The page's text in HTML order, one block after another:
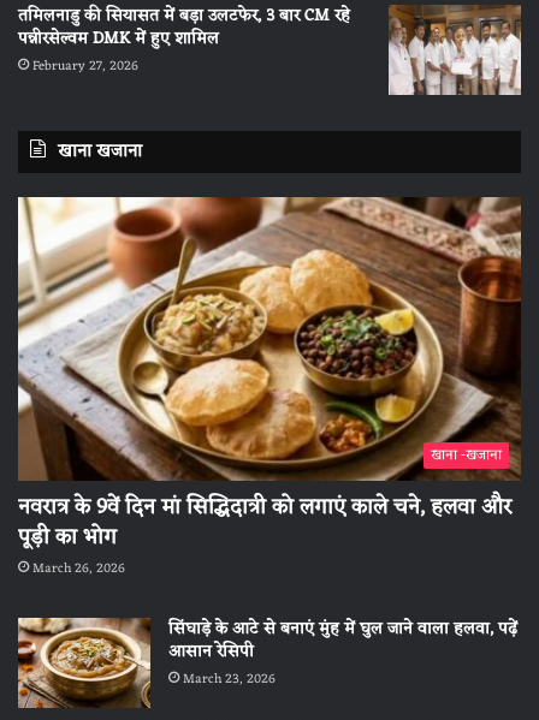
तमिलनाडु की सियासत में बड़ा उलटफेर, 3 बार CM रहे
पन्नीरसेल्वम DMK में हुए शामिल
February 27, 2026
खाना खजाना
खाना -खजाना
नवरात्र के 9वें दिन मां सिद्धिदात्री को लगाएं काले चने, हलवा और
पूड़ी का भोग
March 26, 2026
सिंघाड़े के आटे से बनाएं मुंह में घुल जाने वाला हलवा, पढ़ें
आसान रेसिपी
March 23, 2026